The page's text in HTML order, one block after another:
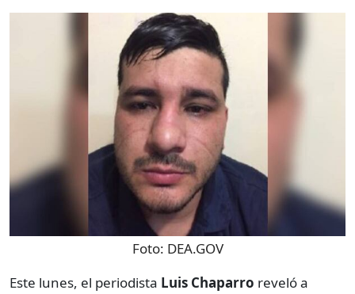
Foto: DEA.GOV
Este lunes, el periodista Luis Chaparro reveló a